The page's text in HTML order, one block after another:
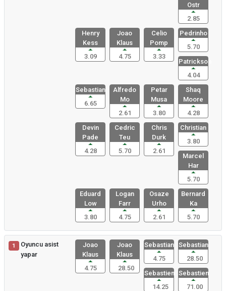
Ostr
2.85
Henry
Kess
3.09
Joao
Klaus
4.75
Celio
Pomp
3.33
Pedrinho
5.70
Patrickson
4.04
Sebastian
6.65
Alfredo
Mo
2.61
Petar
Musa
3.80
Shaq
Moore
4.28
Devin
Pade
4.28
Cedric
Teu
5.70
Chris
Durk
2.61
Christian
3.80
Marcel
Har
5.70
Eduard
Low
3.80
Logan
Farr
4.75
Osaze
Urho
2.61
Bernard
Ka
5.70
1
Oyuncu asist
yapar
Joao
Klaus
4.75
Joao
Klaus
28.50
Sebastian
4.75
Sebastian
28.50
Sebastien
14.25
Sebastien
71.00